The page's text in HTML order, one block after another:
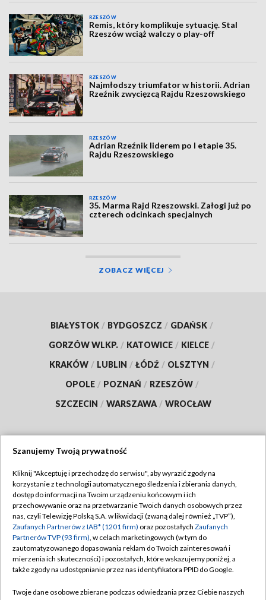
RZESZÓW
Remis, który komplikuje sytuację. Stal
Rzeszów wciąż walczy o play-off
RZESZÓW
Najmłodszy triumfator w historii. Adrian
Rzeźnik zwycięzcą Rajdu Rzeszowskiego
RZESZÓW
Adrian Rzeźnik liderem po I etapie 35.
Rajdu Rzeszowskiego
RZESZÓW
35. Marma Rajd Rzeszowski. Załogi już po
czterech odcinkach specjalnych
ZOBACZ WIĘCEJ
BIAŁYSTOK / BYDGOSZCZ / GDAŃSK /
GORZÓW WLKP. / KATOWICE / KIELCE /
KRAKÓW / LUBLIN / ŁÓDŹ / OLSZTYN /
OPOLE / POZNAŃ / RZESZÓW /
SZCZECIN / WARSZAWA / WROCŁAW
TVP
Abonament TVP
Emisja w TVP
Centrum informacji TVP
Naziemna Telewizja Cyfrowa
Regulamin TVP
Polityka prywatności
Moje zgody
Pomoc
Szanujemy Twoją prywatność
Kliknij "Akceptuję i przechodzę do serwisu", aby wyrazić zgody na
korzystanie z technologii automatycznego śledzenia i zbierania danych,
dostęp do informacji na Twoim urządzeniu końcowym i ich
przechowywanie oraz na przetwarzanie Twoich danych osobowych przez
nas, czyli Telewizję Polską S.A. w likwidacji (zwaną dalej również „TVP”),
Zaufanych Partnerów z IAB* (1201 firm) oraz pozostałych Zaufanych
Partnerów TVP (93 firm), w celach marketingowych (w tym do
zautomatyzowanego dopasowania reklam do Twoich zainteresowań i
mierzenia ich skuteczności) i pozostałych, które wskazujemy poniżej, a
także zgody na udostępnianie przez nas identyfikatora PPID do Google.
Twoje dane osobowe zbierane podczas odwiedzania przez Ciebie naszych